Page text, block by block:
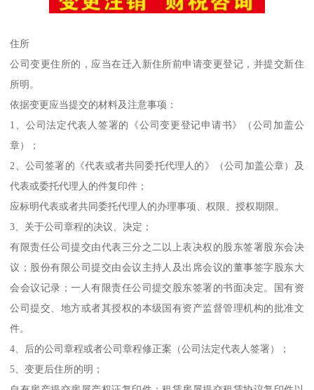
住所
公司变更住所的，应当在迁入新住所前申请变更登记，并提交新住
所明。
依据变更应当提交的材料及注意事项：
1、公司法定代表人签署的《公司变更登记申请书》（公司加盖公
章）；
2、公司签署的《代表或者共同委托代理人的》（公司加盖公章）及
代表或委托代理人的件复印件；
应标明代表或者共同委托代理人的办理事项、权限、授权期限。
3、关于公司章程的决议、决定；
有限责任公司提交由代表三分之二以上表决权的股东签署股东会决
议；股份有限公司提交由会议主持人及出席会议的董事签字股东大
会会议记录；一人有限责任公司提交股东签署的书面决定。国有资
公司提交、地方或者其授权的本级国有资产监督管理机构的批准文
件。
4、后的公司章程或者公司章程修正案（公司法定代表人签署）；
5、变更后住所的明；